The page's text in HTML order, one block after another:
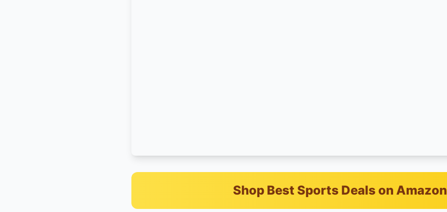
Shop Best Sports Deals on Amazon